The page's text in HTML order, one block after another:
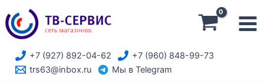
Перейти
содержимому
+7 (927) 892-04-62
+7 (960) 848-99-73
trs63@inbox.ru
Мы в Telegram
усилитель
сотовой
связи
900/1800/2100-
55-